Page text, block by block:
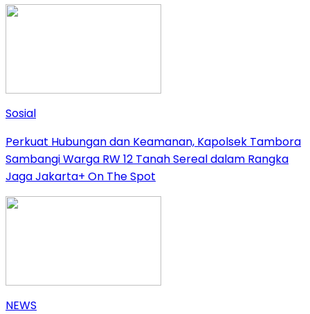
Sosial
Perkuat Hubungan dan Keamanan, Kapolsek Tambora
Sambangi Warga RW 12 Tanah Sereal dalam Rangka
Jaga Jakarta+ On The Spot
NEWS